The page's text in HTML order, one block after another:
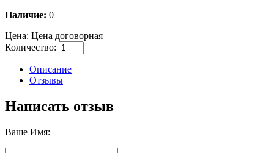
Наличие: 0
Цена: Цена договорная
Количество:
Описание
Отзывы
Написать отзыв
Ваше Имя: